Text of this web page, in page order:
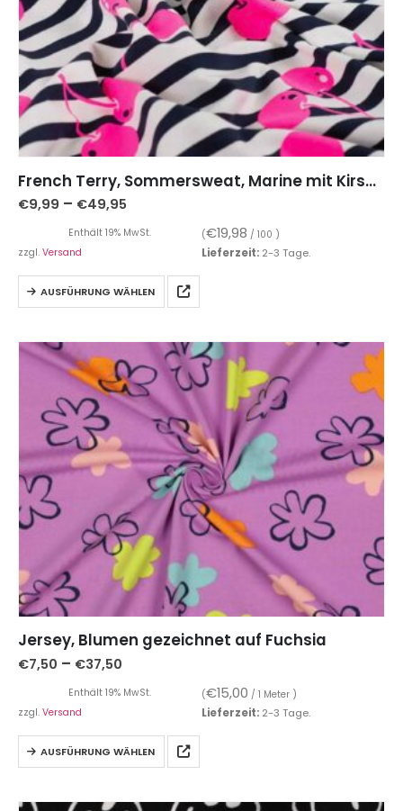
French Terry, Sommersweat, Marine mit Kirschen
€9,99 – €49,95
Enthält 19% MwSt. (€19,98 / 100 )
zzgl. Versand Lieferzeit: 2-3 Tage.
AUSFÜHRUNG WÄHLEN
Jersey, Blumen gezeichnet auf Fuchsia
€7,50 – €37,50
Enthält 19% MwSt. (€15,00 / 1 Meter )
zzgl. Versand Lieferzeit: 2-3 Tage.
AUSFÜHRUNG WÄHLEN